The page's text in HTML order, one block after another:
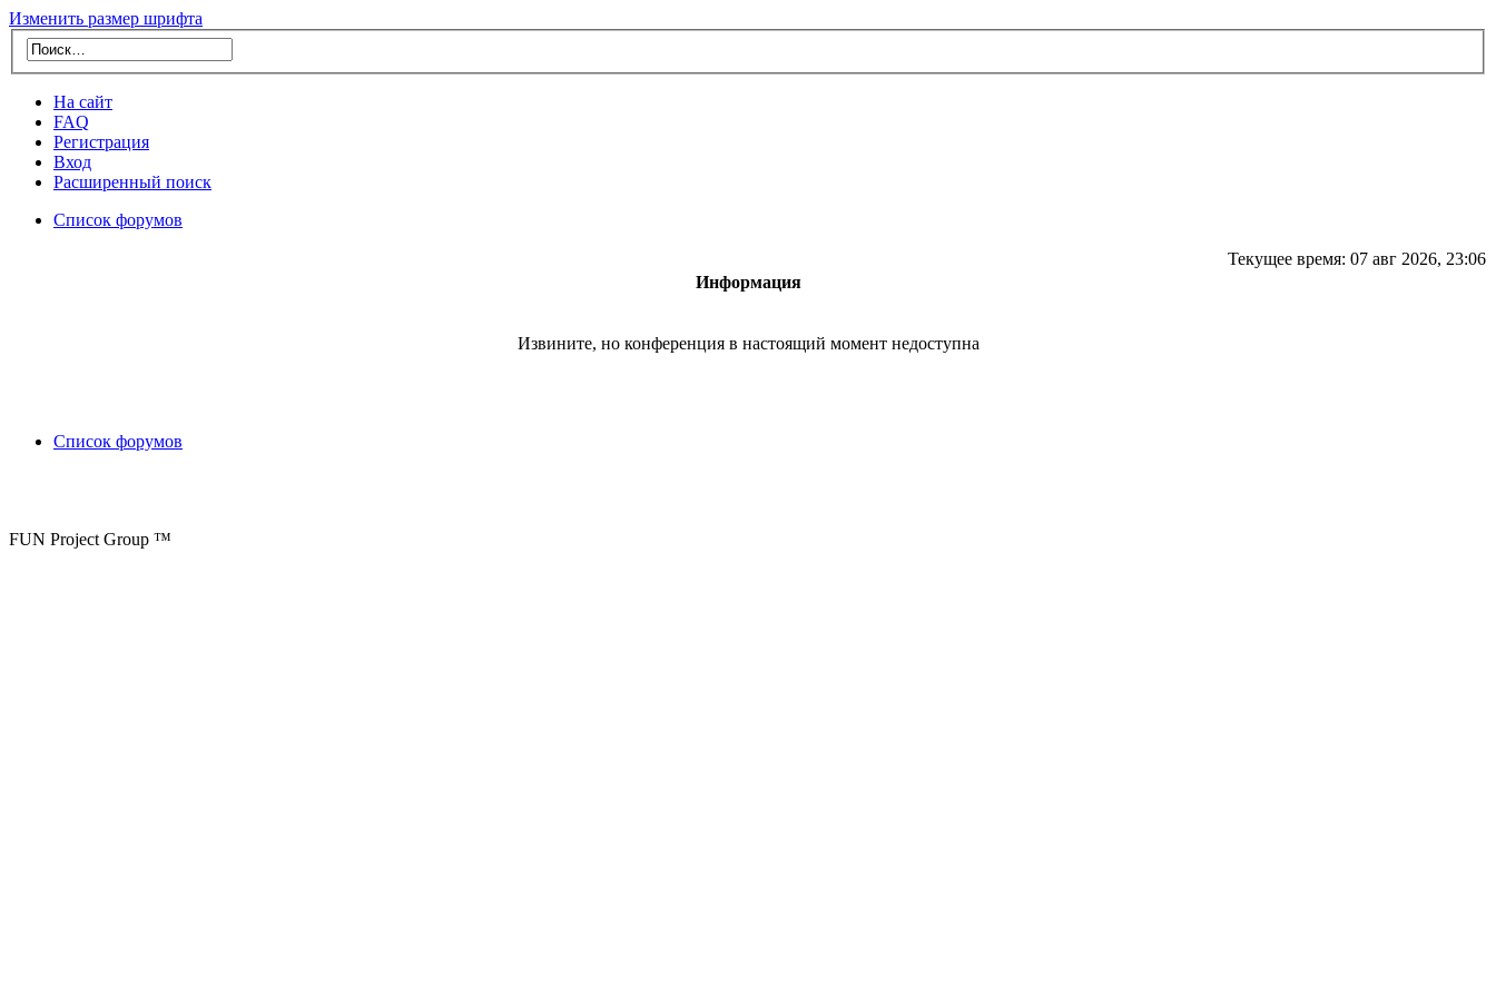
Изменить размер шрифта
На сайт
FAQ
Регистрация
Вход
Расширенный поиск
Список форумов
Текущее время: 07 авг 2026, 23:06
Информация
Извините, но конференция в настоящий момент недоступна
Список форумов
FUN Project Group ™